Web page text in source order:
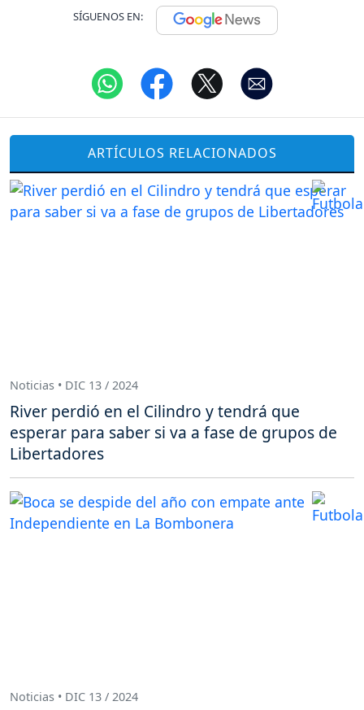
SÍGUENOS EN:
ARTÍCULOS RELACIONADOS
Noticias • DIC 13 / 2024
River perdió en el Cilindro y tendrá que
esperar para saber si va a fase de grupos de
Libertadores
Noticias • DIC 13 / 2024